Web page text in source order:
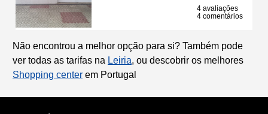
4 avaliações
4 comentários
Não encontrou a melhor opção para si? Também pode
ver todas as tarifas na Leiria, ou descobrir os melhores
Shopping center em Portugal